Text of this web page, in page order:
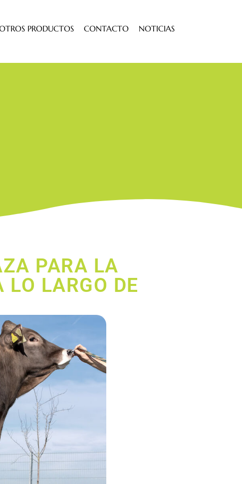
PRODUCTOS CONTACTO NOTICIAS
PARA LA
LO LARGO DE